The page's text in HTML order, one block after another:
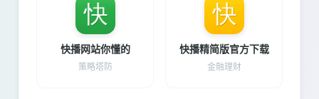
快播网站你懂的
策略塔防
快播精简版官方下载
金融理财